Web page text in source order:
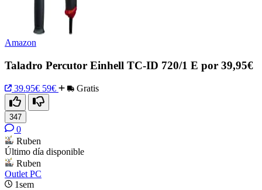
Amazon
Taladro Percutor Einhell TC-ID 720/1 E por 39,95€
39.95€ 59€ Gratis
347
0
Ruben
Último día disponible
Ruben
Outlet PC
1sem